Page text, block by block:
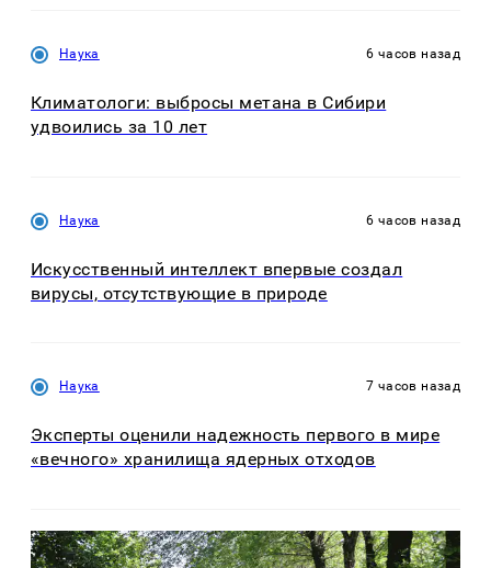
Наука 6 часов назад
Климатологи: выбросы метана в Сибири
удвоились за 10 лет
Наука 6 часов назад
Искусственный интеллект впервые создал
вирусы, отсутствующие в природе
Наука 7 часов назад
Эксперты оценили надежность первого в мире
«вечного» хранилища ядерных отходов